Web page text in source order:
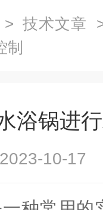
> 技术文章
制
浴锅进
2023-10-